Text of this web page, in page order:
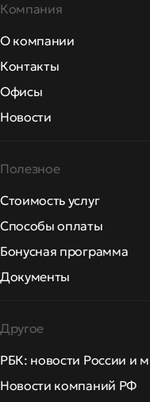
Компания
О компании
Контакты
Офисы
Новости
Полезное
Стоимость услуг
Способы оплаты
Бонусная программа
Документы
Другое
РБК: новости России и
Новости компаний РФ